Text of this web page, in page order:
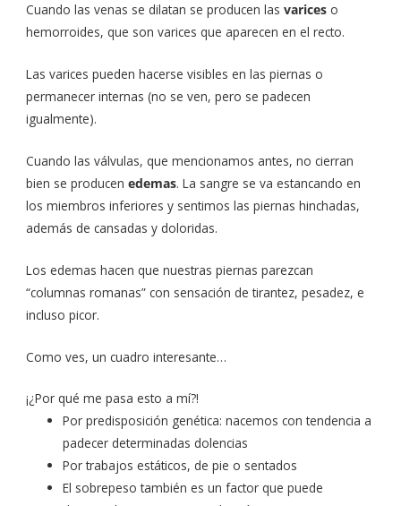
Cuando las venas se dilatan se producen lasvarices o
hemorroides, que son varices que aparecen en el recto.
Las varices pueden hacerse visibles en las piernas o
permanecer internas (no se ven, pero se padecen
igualmente).
Cuando las válvulas, que mencionamos antes, no cierran
bien se producenedemas. La sangre se va estancando en
los miembros inferiores y sentimos las piernas hinchadas,
además de cansadas y doloridas.
Los edemas hacen que nuestras piernas parezcan
“columnas romanas” con sensación de tirantez, pesadez, e
incluso picor.
Como ves, un cuadro interesante…
¡¿Por qué me pasa esto a mí?!
Por predisposición genética: nacemos con tendencia a
padecer determinadas dolencias
Por trabajos estáticos, de pie o sentados
El sobrepeso también es un factor que puede